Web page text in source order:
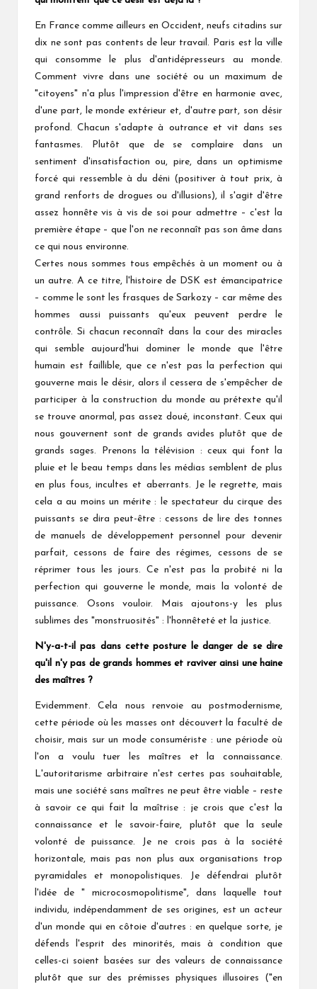
En France comme ailleurs en Occident, neufs citadins sur
dix ne sont pas contents de leur travail. Paris est la ville
qui consomme le plus d'antidépresseurs au monde.
Comment vivre dans une société ou un maximum de
"citoyens" n'a plus l'impression d'être en harmonie avec,
d'une part, le monde extérieur et, d'autre part, son désir
profond. Chacun s'adapte à outrance et vit dans ses
fantasmes. Plutôt que de se complaire dans un
sentiment d'insatisfaction ou, pire, dans un optimisme
forcé qui ressemble à du déni (positiver à tout prix, à
grand renforts de drogues ou d'illusions), il s'agit d'être
assez honnête vis à vis de soi pour admettre – c'est la
première étape – que l'on ne reconnaît pas son âme dans
ce qui nous environne.
Certes nous sommes tous empêchés à un moment ou à
un autre. A ce titre, l'histoire de DSK est émancipatrice
– comme le sont les frasques de Sarkozy – car même des
hommes aussi puissants qu'eux peuvent perdre le
contrôle. Si chacun reconnaît dans la cour des miracles
qui semble aujourd'hui dominer le monde que l'être
humain est faillible, que ce n'est pas la perfection qui
gouverne mais le désir, alors il cessera de s'empêcher de
participer à la construction du monde au prétexte qu'il
se trouve anormal, pas assez doué, inconstant. Ceux qui
nous gouvernent sont de grands avides plutôt que de
grands sages. Prenons la télévision : ceux qui font la
pluie et le beau temps dans les médias semblent de plus
en plus fous, incultes et aberrants. Je le regrette, mais
cela a au moins un mérite : le spectateur du cirque des
puissants se dira peut-être : cessons de lire des tonnes
de manuels de développement personnel pour devenir
parfait, cessons de faire des régimes, cessons de se
réprimer tous les jours. Ce n'est pas la probité ni la
perfection qui gouverne le monde, mais la volonté de
puissance. Osons vouloir. Mais ajoutons-y les plus
sublimes des "monstruosités" : l'honnêteté et la justice.
N'y-a-t-il pas dans cette posture le danger de se dire
qu'il n'y pas de grands hommes et raviver ainsi une haine
des maîtres ?
Evidemment. Cela nous renvoie au postmodernisme,
cette période où les masses ont découvert la faculté de
choisir, mais sur un mode consumériste : une période où
l'on a voulu tuer les maîtres et la connaissance.
L'autoritarisme arbitraire n'est certes pas souhaitable,
mais une société sans maîtres ne peut être viable – reste
à savoir ce qui fait la maîtrise : je crois que c'est la
connaissance et le savoir-faire, plutôt que la seule
volonté de puissance. Je ne crois pas à la société
horizontale, mais pas non plus aux organisations trop
pyramidales et monopolistiques. Je défendrai plutôt
l'idée de " microcosmopolitisme", dans laquelle tout
individu, indépendamment de ses origines, est un acteur
d'un monde qui en côtoie d'autres : en quelque sorte, je
défends l'esprit des minorités, mais à condition que
celles-ci soient basées sur des valeurs de connaissance
plutôt que sur des prémisses physiques illusoires ("en